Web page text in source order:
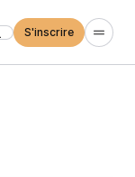
S'inscrire